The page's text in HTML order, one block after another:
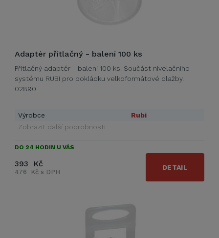
Adaptér přítlačný - balení 100 ks
Přítlačný adaptér - balení 100 ks. Součást nivelačního
systému RUBI pro pokládku velkoformátové dlažby.
02890
Výrobce
Rubi
Zobrazit další podrobnosti
DO 24 HODIN U VÁS
393 Kč
476 Kč s DPH
DETAIL